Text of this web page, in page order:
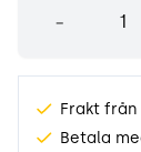
-
Frakt från
Betala